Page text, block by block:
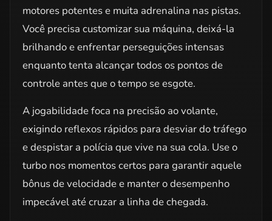
motores potentes e muita adrenalina nas pistas.
Você precisa customizar sua máquina, deixá-la
brilhando e enfrentar perseguições intensas
enquanto tenta alcançar todos os pontos de
controle antes que o tempo se esgote.
A jogabilidade foca na precisão ao volante,
exigindo reflexos rápidos para desviar do tráfego
e despistar a polícia que vive na sua cola. Use o
turbo nos momentos certos para garantir aquele
bônus de velocidade e manter o desempenho
impecável até cruzar a linha de chegada.